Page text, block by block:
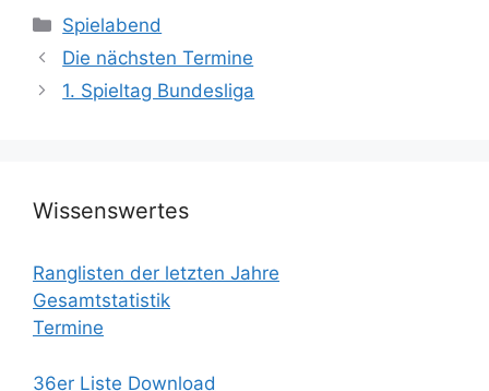
Kategorien
Spielabend
Die nächsten Termine
1. Spieltag Bundesliga
Wissenswertes
Ranglisten der letzten Jahre
Gesamtstatistik
Termine
36er Liste Download